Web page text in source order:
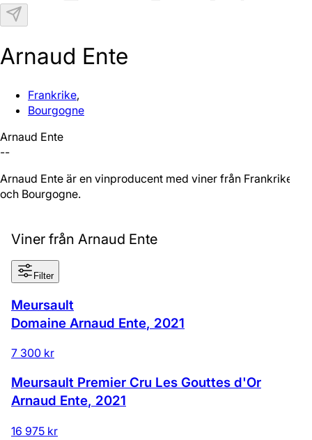
Arnaud Ente
Frankrike,
Bourgogne
Arnaud Ente
--
Arnaud Ente är en vinproducent med viner från Frankrike
och Bourgogne.
Viner från Arnaud Ente
Filter
Meursault
Domaine Arnaud Ente, 2021
7 300 kr
Meursault Premier Cru Les Gouttes d'Or
Arnaud Ente, 2021
16 975 kr